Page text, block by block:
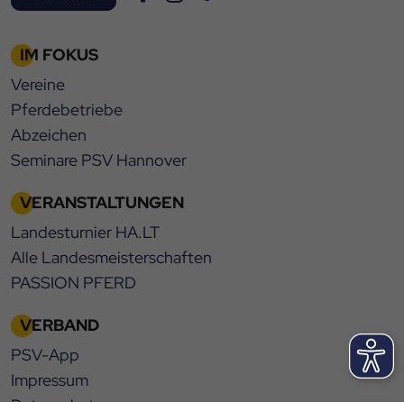
IM FOKUS
Vereine
Pferdebetriebe
Abzeichen
Seminare PSV Hannover
VERANSTALTUNGEN
Landesturnier HA.LT
Alle Landesmeisterschaften
PASSION PFERD
VERBAND
PSV-App
Impressum